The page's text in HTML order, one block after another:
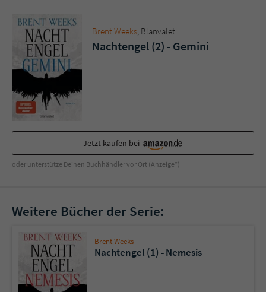
Brent Weeks , Blanvalet
Nachtengel (2) - Gemini
Jetzt kaufen bei
oder unterstütze Deinen Buchhändler vor Ort (Anzeige*)
Weitere Bücher der Serie:
Brent Weeks
Nachtengel (1) - Nemesis